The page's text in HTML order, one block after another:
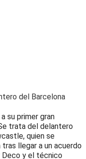
su primer gran
trata del delantero
quien se
llegar a un acuerdo
y el técnico